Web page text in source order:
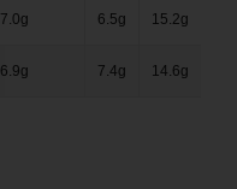
7.0g 6.5g 15.2g
6.9g 7.4g 14.6g